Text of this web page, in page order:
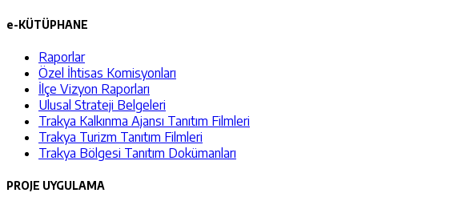
e-KÜTÜPHANE
Raporlar
Özel İhtisas Komisyonları
İlçe Vizyon Raporları
Ulusal Strateji Belgeleri
Trakya Kalkınma Ajansı Tanıtım Filmleri
Trakya Turizm Tanıtım Filmleri
Trakya Bölgesi Tanıtım Dokümanları
PROJE UYGULAMA